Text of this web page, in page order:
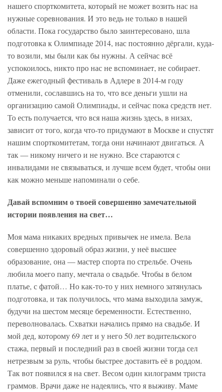
нашего спорткомитета, который не может возить нас на
нужные соревнования. И это ведь не только в нашей
области. Пока государство было заинтересовано, шла
подготовка к Олимпиаде 2014, нас постоянно дёргали, куда-
то возили, мы были как бы нужны. А сейчас всё
успокоилось, никто про нас не вспоминает, не собирает.
Даже ежегодный фестиваль в Адлере в 2014-м году
отменили, сославшись на то, что все деньги ушли на
организацию самой Олимпиады, и сейчас пока средств нет.
То есть получается, что вся наша жизнь здесь, в низах,
зависит от того, когда что-то придумают в Москве и спустят
нашим спорткомитетам, тогда они начинают двигаться. А
так — никому ничего и не нужно. Все стараются с
инвалидами не связываться, и лучше всем будет, чтобы они
как можно меньше напоминали о себе.
Давай вспомним о твоей совершенно замечательной
истории появления на свет…
Моя мама никаких вредных привычек не имела. Вела
совершенно здоровый образ жизни, у неё высшее
образование, она — мастер спорта по стрельбе. Очень
любила моего папу, мечтала о свадьбе. Чтобы в белом
платье, с фатой… Но как-то-то у них немного затянулась
подготовка, и так получилось, что мама выходила замуж,
будучи на шестом месяце беременности. Естественно,
переволновалась. Схватки начались прямо на свадьбе. И
мой дед, которому 69 лет и у него 50 лет водительского
стажа, первый и последний раз в своей жизни тогда сел
нетрезвым за руль, чтобы быстрее доставить её в роддом.
Так вот появился я на свет. Весом один килограмм триста
граммов. Врачи даже не надеялись, что я выживу. Маме